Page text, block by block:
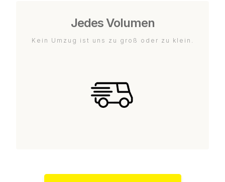
Jedes Volumen
Kein Umzug ist uns zu groß oder zu klein.